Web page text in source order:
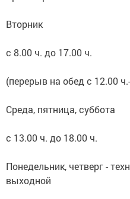
Вторник
с 8.00 ч. до 17.00 ч.
(перерыв на обед с 12.00
Среда, пятница, суббота
с 13.00 ч. до 18.00 ч.
Понедельник, четверг -
выходной